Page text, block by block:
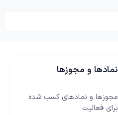
نمادها و مجوزها
مجوزها و نمادهای کسب شده
برای فعالیت